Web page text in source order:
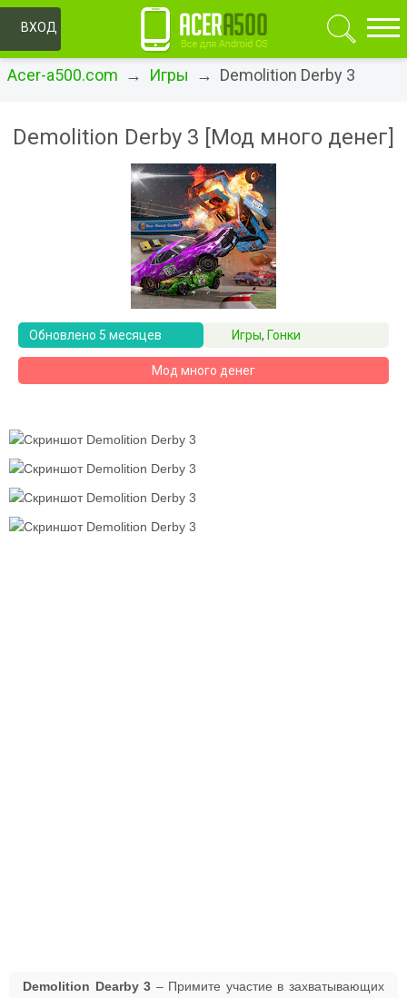
ВХОД
Acer-a500.com → Игры → Demolition Derby 3
Demolition Derby 3 [Мод много денег]
Обновлено 5 месяцев
назад
Игры, Гонки
Мод много денег
Demolition Dearby 3 – Примите участие в захватывающих